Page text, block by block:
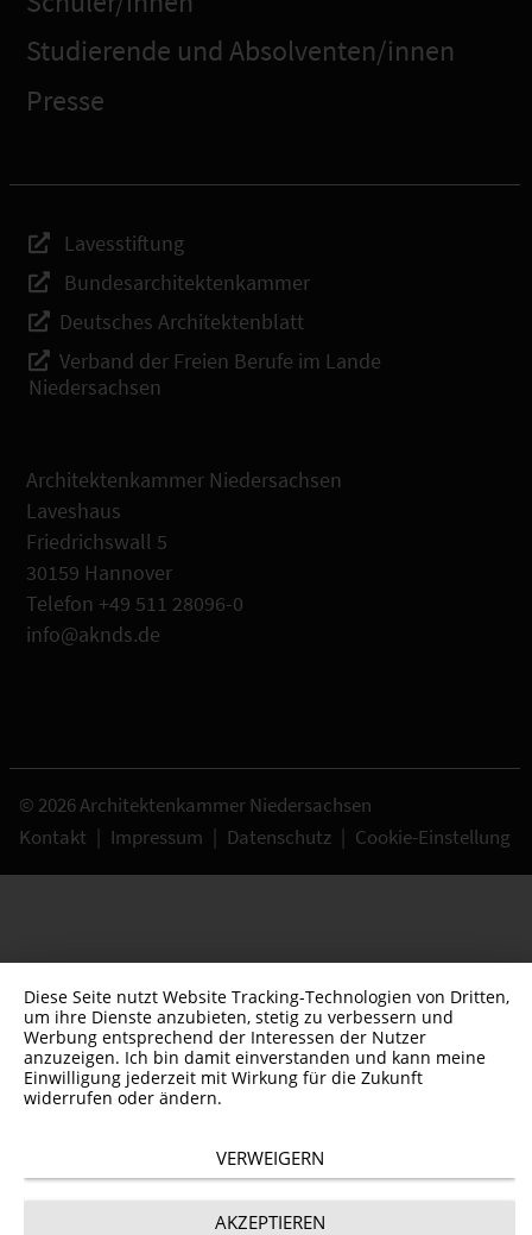
Studierende und Absolventen/innen
Presse
Lavesstiftung
Bundesarchitektenkammer
Deutsches Architektenblatt
Verband der Freien Berufe im Lande
Niedersachsen
Architektenkammer Niedersachsen
Laveshaus
Friedrichswall 5
30159 Hannover
Telefon +49 511 28096-0
info@aknds.de
© 2026 Architektenkammer Niedersachsen
Kontakt | Impressum | Datenschutz | Cookie-Einstellung
Diese Seite nutzt Website Tracking-Technologien von Dritten,
um ihre Dienste anzubieten, stetig zu verbessern und
Werbung entsprechend der Interessen der Nutzer
anzuzeigen. Ich bin damit einverstanden und kann meine
Einwilligung jederzeit mit Wirkung für die Zukunft
widerrufen oder ändern.
VERWEIGERN
AKZEPTIEREN